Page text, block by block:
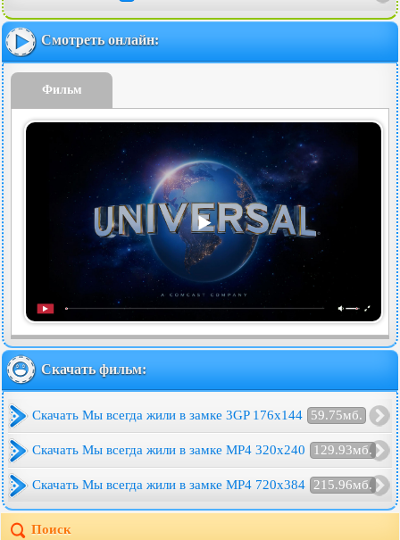
Смотреть онлайн:
Фильм
Скачать фильм:
Скачать Мы всегда жили в замке 3GP 176x144 59.75мб.
Скачать Мы всегда жили в замке MP4 320x240 129.93мб.
Скачать Мы всегда жили в замке MP4 720x384 215.96мб.
Поиск